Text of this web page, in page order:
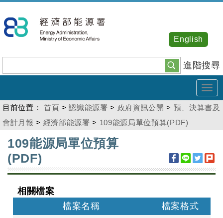
到
主
內
容
進階搜尋
English
目前位置： 首頁 >認識能源署 > 政府資訊公開 > 預、決算書及
會計月報 > 經濟部能源署 > 109能源局單位預算(PDF)
109能源局單位預算
(PDF)
相關檔案
檔案名稱
檔案格式